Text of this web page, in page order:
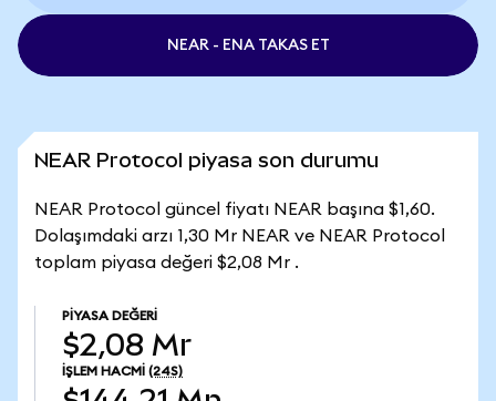
NEAR - ENA TAKAS ET
NEAR Protocol piyasa son durumu
NEAR Protocol güncel fiyatı NEAR başına $1,60.
Dolaşımdaki arzı 1,30 Mr NEAR ve NEAR Protocol
toplam piyasa değeri $2,08 Mr .
PIYASA DEĞERI
$2,08 Mr
İŞLEM HACMI (24S)